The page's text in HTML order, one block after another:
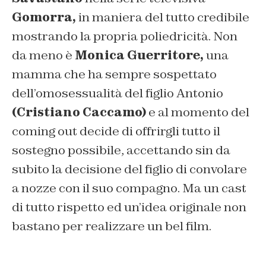
Gomorra,in maniera del tutto credibile
mostrando la propria poliedricità. Non
da meno è Monica Guerritore,una
mamma che ha sempre sospettato
dell’omosessualità del figlio Antonio
(Cristiano Caccamo)e al momento del
coming out decide di offrirgli tutto il
sostegno possibile, accettando sin da
subito la decisione del figlio di convolare
a nozze con il suo compagno. Ma un cast
di tutto rispetto ed un’idea originale non
bastano per realizzare un bel film.